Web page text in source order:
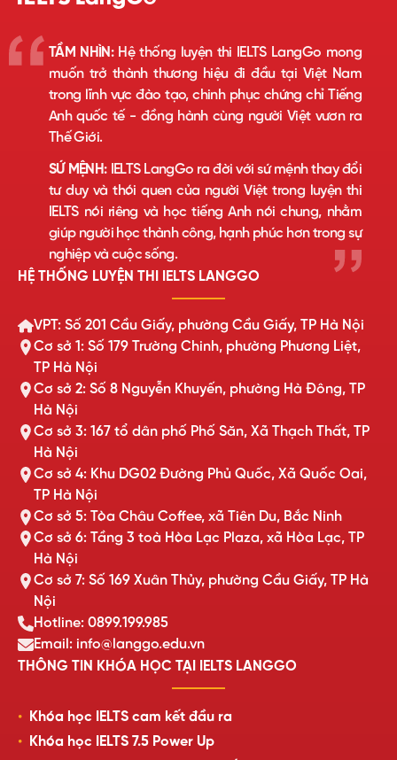
TẦM NHÌN:Hệ thống luyện thi IELTS LangGo mong
muốn trở thành thương hiệu đi đầu tại Việt Nam
trong lĩnh vực đào tạo, chinh phục chứng chỉ Tiếng
Anh quốc tế - đồng hành cùng người Việt vươn ra
Thế Giới.
SỨ MỆNH:IELTS LangGo ra đời với sứ mệnh thay đổi
tư duy và thói quen của người Việt trong luyện thi
IELTS nói riêng và học tiếng Anh nói chung, nhằm
giúp người học thành công, hạnh phúc hơn trong sự
nghiệp và cuộc sống.
HỆ THỐNG LUYỆN THI IELTS LANGGO
VPT: Số 201 Cầu Giấy, phường Cầu Giấy, TP Hà Nội
Cơ sở 1: Số 179 Trường Chinh, phường Phương Liệt,
TP Hà Nội
Cơ sở 2: Số 8 Nguyễn Khuyến, phường Hà Đông, TP
Hà Nội
Cơ sở 3: 167 tổ dân phố Phố Săn, Xã Thạch Thất, TP
Hà Nội
Cơ sở 4: Khu DG02 Đường Phủ Quốc, Xã Quốc Oai,
TP Hà Nội
Cơ sở 5: Tòa Châu Coffee, xã Tiên Du, Bắc Ninh
Cơ sở 6: Tầng 3 toà Hòa Lạc Plaza, xã Hòa Lạc, TP
Hà Nội
Cơ sở 7: Số 169 Xuân Thủy, phường Cầu Giấy, TP Hà
Nội
Hotline: 0899.199.985
Email: info@langgo.edu.vn
THÔNG TIN KHÓA HỌC TẠI IELTS LANGGO
Khóa học IELTS cam kết đầu ra
Khóa học IELTS 7.5 Power Up